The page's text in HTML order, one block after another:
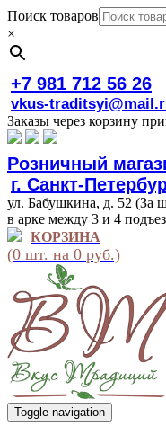
Поиск товаров
×
+7 981 712 56 26
vkus-
Заказы через корзину
Розничный
г. Санкт-
ул. Бабушкина, д. 52 (За
в арке между 3 и 4
КОРЗИНА
(0 шт. на 0 руб.)
Toggle navigation